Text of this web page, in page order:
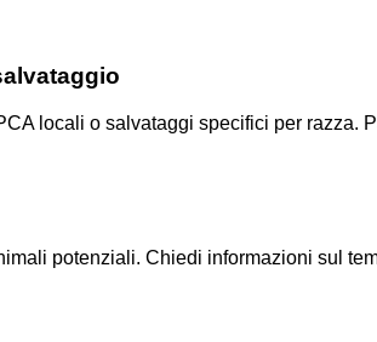
locali o salvataggi specifici per razza.
potenziali. Chiedi informazioni sul